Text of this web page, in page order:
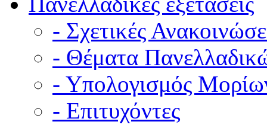
- Σχετικές
- Θέματα
- Υπολογισμός
- Επιτυχόντες